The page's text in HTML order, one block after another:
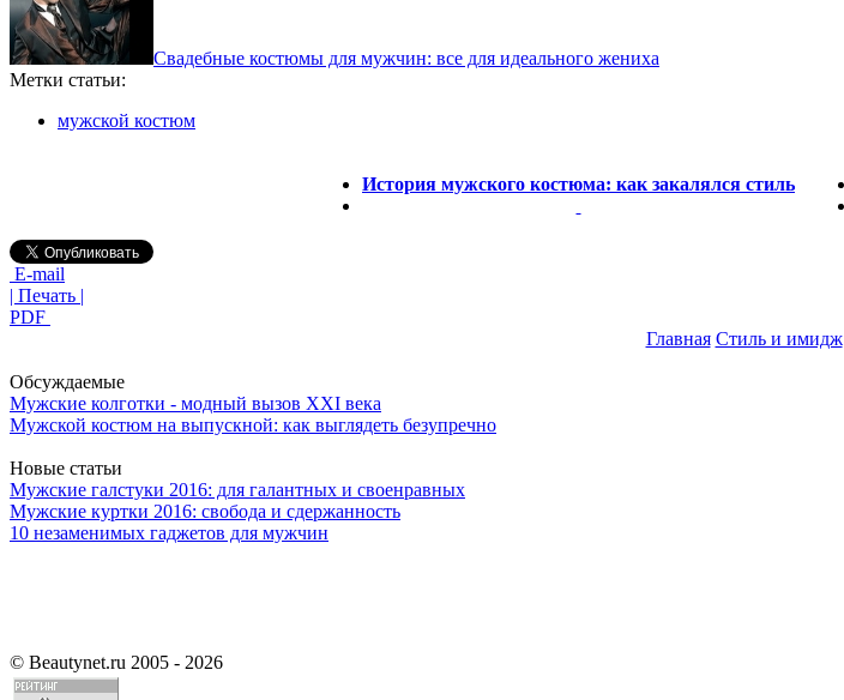
Свадебные костюмы для мужчин: все для идеального жениха
Метки статьи:
мужской костюм
История мужского костюма: как закалялся стиль
E-mail
| Печать |
PDF
Главная Стиль и имидж
Обсуждаемые
Мужские колготки - модный вызов XXI века
Мужской костюм на выпускной: как выглядеть безупречно
Новые статьи
Мужские галстуки 2016: для галантных и своенравных
Мужские куртки 2016: свобода и сдержанность
10 незаменимых гаджетов для мужчин
© Beautynet.ru 2005 - 2026